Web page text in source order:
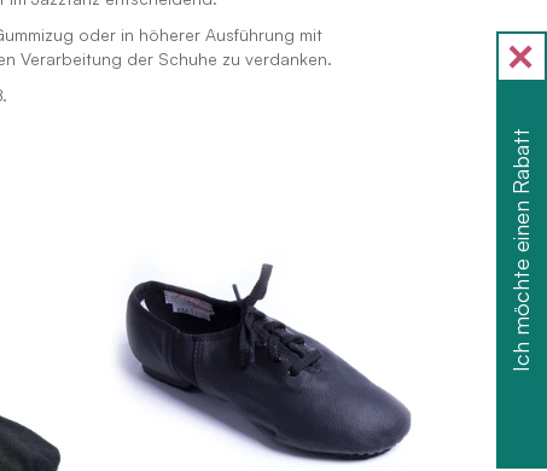
oder in höherer Ausführung mit
Verarbeitung der Schuhe zu verdanken.
Ich möchte einen Rabatt